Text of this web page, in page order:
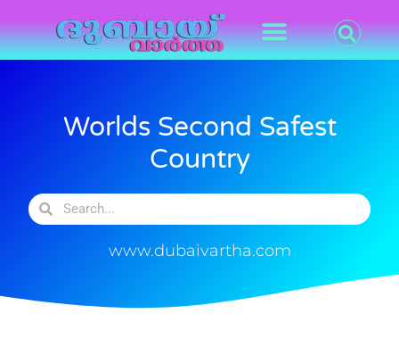
Worlds Second Safest
Country
www.dubaivartha.com